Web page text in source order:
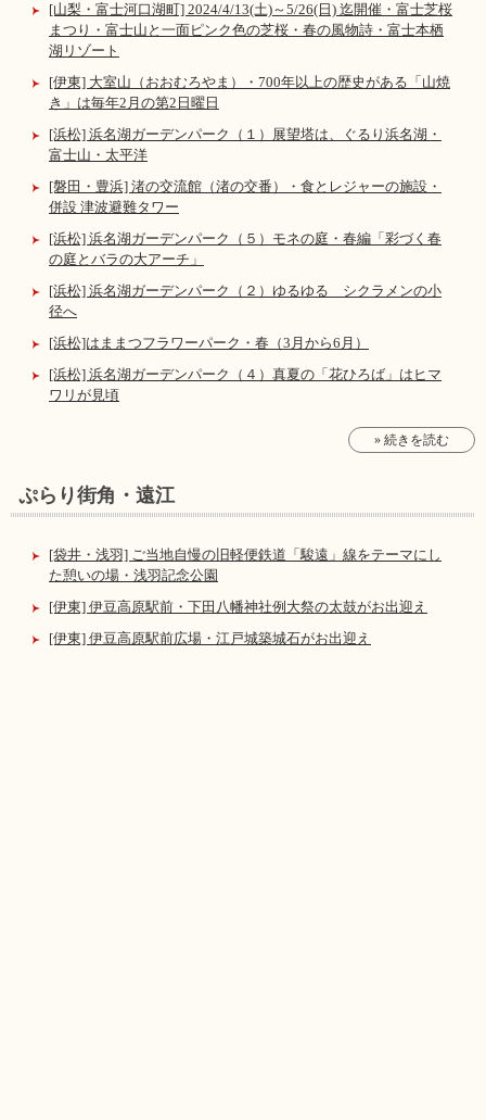
[山梨・富士河口湖町] 2024/4/13(土)～5/26(日) 迄開催・富士芝桜
まつり・富士山と一面ピンク色の芝桜・春の風物詩・富士本栖
湖リゾート
[伊東] 大室山（おおむろやま）・700年以上の歴史がある「山焼
き」は毎年2月の第2日曜日
[浜松] 浜名湖ガーデンパーク（１）展望塔は、ぐるり浜名湖・
富士山・太平洋
[磐田・豊浜] 渚の交流館（渚の交番）・食とレジャーの施設・
併設 津波避難タワー
[浜松] 浜名湖ガーデンパーク（５）モネの庭・春編「彩づく春
の庭とバラの大アーチ」
[浜松] 浜名湖ガーデンパーク（２）ゆるゆる シクラメンの小
径へ
[浜松]はままつフラワーパーク・春（3月から6月）
[浜松] 浜名湖ガーデンパーク（４）真夏の「花ひろば」はヒマ
ワリが見頃
» 続きを読む
ぷらり街角・遠江
[袋井・浅羽] ご当地自慢の旧軽便鉄道「駿遠」線をテーマにし
た憩いの場・浅羽記念公園
[伊東] 伊豆高原駅前・下田八幡神社例大祭の太鼓がお出迎え
[伊東] 伊豆高原駅前広場・江戸城築城石がお出迎え